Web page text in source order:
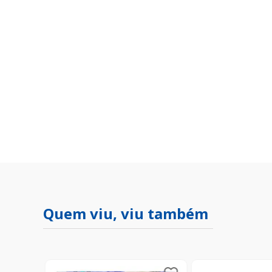
Quem viu, viu também